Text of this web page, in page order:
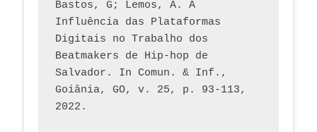
Bastos, G; Lemos, A. A
Influência das Plataformas
Digitais no Trabalho dos
Beatmakers de Hip-hop de
Salvador. In Comun. & Inf.,
Goiânia, GO, v. 25, p. 93-113,
2022.